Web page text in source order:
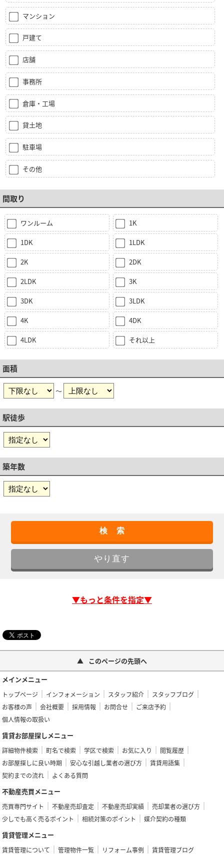
マンション
戸建て
店舗
事務所
倉庫・工場
貸土地
駐車場
その他
間取り
ワンルーム 1K
1DK 1LDK
2K 2DK
2LDK 3K
3DK 3LDK
4K 4DK
4LDK それ以上
面積
～
駅徒歩
築年数
▼もっと条件を指定▼
このページの先頭へ
メインメニュー
トップページ インフォメーション スタッフ紹介
スタッフブログ
お客様の声
会社概要 採用情報 お問合せ
ご来店予約
個人情報の取扱い
賃貸お部屋探しメニュー
詳細物件検索 町名で検索 学区で検索 お気に入り
閲覧履歴
お部屋探しに良い時期
安心な引越し業者の選び方
賃貸用語集
契約までの流れ
よくある質問
不動産売買メニュー
売買専門サイト 不動産売却査定 不動産売却実績
売却業者の選び方
少しでも高く売るポイント
相続対策のポイント 媒介契約の種類
賃貸管理メニュー
賃貸管理について 管理物件一覧 リフォーム事例 賃貸管理ブログ